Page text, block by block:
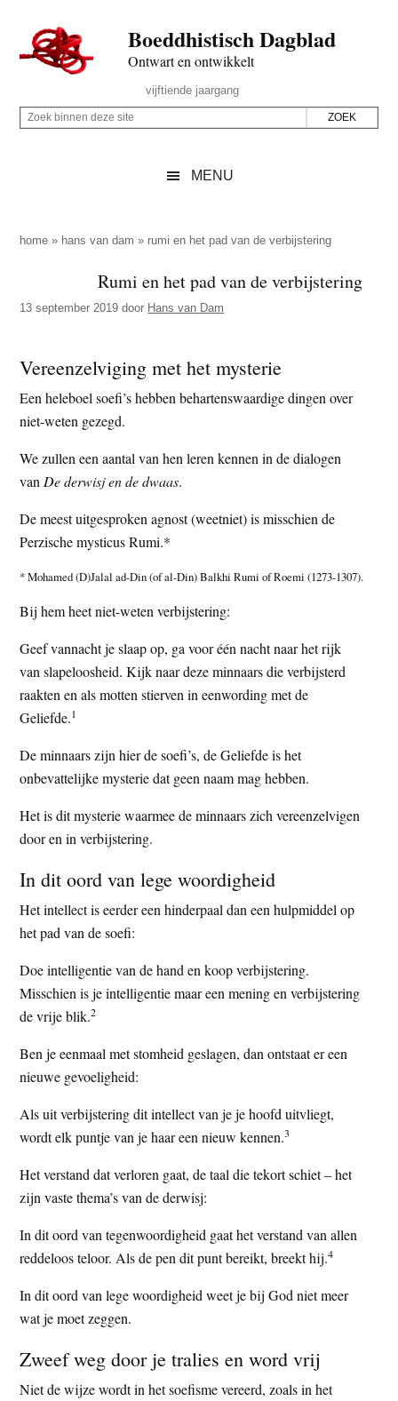
naar
de
inhoud
secondary
naar
de
sidebar
naar
de
Boeddhistisch Dagblad
Ontwart en ontwikkelt
Rechts
vijftiende jaargang
Z
p
z
s
i
t
Z
i
e
e
z
e
i
t
e
MENU
home » hans van dam » rumi en het pad van de verbijstering
Rumi en het pad van de verbijstering
13 september 2019 door Hans van Dam
Vereenzelviging met het mysterie
Een heleboel soefi’s hebben behartenswaardige dingen over
niet-weten gezegd.
We zullen een aantal van hen leren kennen in de dialogen
van De derwisj en de dwaas.
De meest uitgesproken agnost (weetniet) is misschien de
Perzische mysticus Rumi.*
* Mohamed (D)Jalal ad-Din (of al-Din) Balkhi Rumi of Roemi (1273-1307).
Bij hem heet niet-weten verbijstering:
Geef vannacht je slaap op, ga voor één nacht naar het rijk
van slapeloosheid. Kijk naar deze minnaars die verbijsterd
raakten en als motten stierven in eenwording met de
Geliefde.1
De minnaars zijn hier de soefi’s, de Geliefde is het
onbevattelijke mysterie dat geen naam mag hebben.
Het is dit mysterie waarmee de minnaars zich vereenzelvigen
door en in verbijstering.
In dit oord van lege woordigheid
Het intellect is eerder een hinderpaal dan een hulpmiddel op
het pad van de soefi:
Doe intelligentie van de hand en koop verbijstering.
Misschien is je intelligentie maar een mening en verbijstering
de vrije blik.2
Ben je eenmaal met stomheid geslagen, dan ontstaat er een
nieuwe gevoeligheid:
Als uit verbijstering dit intellect van je je hoofd uitvliegt,
wordt elk puntje van je haar een nieuw kennen.3
Het verstand dat verloren gaat, de taal die tekort schiet – het
zijn vaste thema’s van de derwisj:
In dit oord van tegenwoordigheid gaat het verstand van allen
reddeloos teloor. Als de pen dit punt bereikt, breekt hij.4
In dit oord van lege woordigheid weet je bij God niet meer
wat je moet zeggen.
Zweef weg door je tralies en word vrij
Niet de wijze wordt in het soefisme vereerd, zoals in het